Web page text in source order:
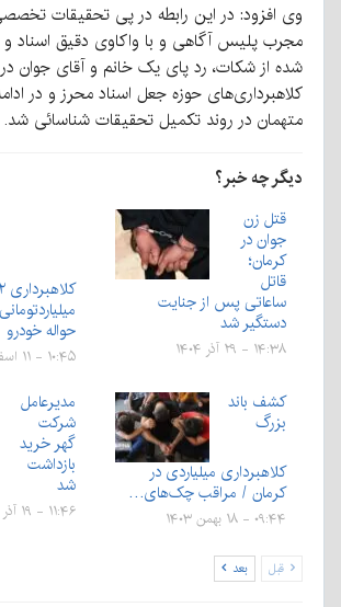
وی افزود: در این رابطه در پی تحقیقات
مجرب پلیس آگاهی و با واکاوی دقیق اسناد و
شده از شکات، رد پای یک خانم و آقای جوان
کلاهبرداری‌های حوزه جعل اسناد محرز و در
متهمان در روند تکمیل تحقیقات شناسائی شد.
دیگر چه خبر؟
قتل زن
جوان در
کرمان؛
قاتل
ساعاتی پس از جنایت
دستگیر شد
۱۴:۳۸ - ۲۹ آذر ۱۴۰۴
حواله خودرو
۱۰:۴۵ - ۱۱ اسفند ۱۴۰۳
کشف باند
بزرگ
کلاهبرداری میلیاردی در
کرمان / مراقب چک‌های…
۰۹:۴۴ - ۱۸ بهمن ۱۴۰۳
مدیرعامل
شرکت
گهر خرید
بازداشت
شد
۱۱:۴۶ - ۱۹ آذر ۱۴۰۳
قبل بعد